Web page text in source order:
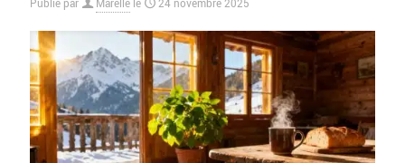
Publié par Marelle le 24 novembre 2025